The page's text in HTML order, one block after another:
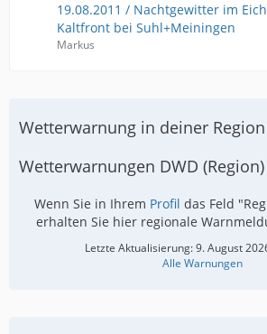
19.08.2011 / Nachtgewitter im
Kaltfront bei Suhl+Meiningen
Markus
Wetterwarnung in deiner Region
Wetterwarnungen DWD (Region)
Wenn Sie in Ihrem Profil das Feld
erhalten Sie hier regionale
Letzte Aktualisierung:9. August
Alle Warnungen